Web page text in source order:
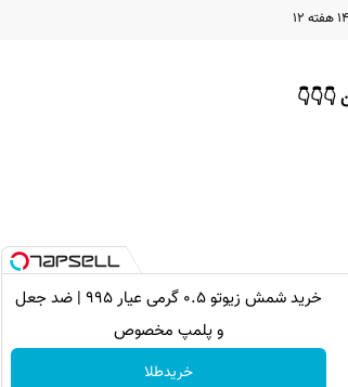
👇👇👇
خرید شمش زیوتو ۰.۵ گرمی عیار ۹۹۵ | ضد جعل
و پلمپ مخصوص
خریدطلا